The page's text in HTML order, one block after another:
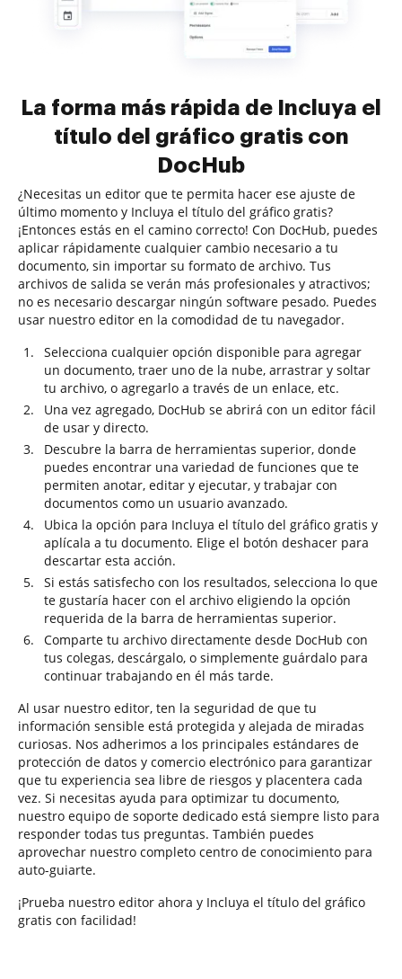
La forma más rápida de Incluya el
título del gráfico gratis con
DocHub
¿Necesitas un editor que te permita hacer ese ajuste de
último momento y Incluya el título del gráfico gratis?
¡Entonces estás en el camino correcto! Con DocHub, puedes
aplicar rápidamente cualquier cambio necesario a tu
documento, sin importar su formato de archivo. Tus
archivos de salida se verán más profesionales y atractivos;
no es necesario descargar ningún software pesado. Puedes
usar nuestro editor en la comodidad de tu navegador.
Selecciona cualquier opción disponible para agregar
un documento, traer uno de la nube, arrastrar y soltar
tu archivo, o agregarlo a través de un enlace, etc.
Una vez agregado, DocHub se abrirá con un editor fácil
de usar y directo.
Descubre la barra de herramientas superior, donde
puedes encontrar una variedad de funciones que te
permiten anotar, editar y ejecutar, y trabajar con
documentos como un usuario avanzado.
Ubica la opción para Incluya el título del gráfico gratis y
aplícala a tu documento. Elige el botón deshacer para
descartar esta acción.
Si estás satisfecho con los resultados, selecciona lo que
te gustaría hacer con el archivo eligiendo la opción
requerida de la barra de herramientas superior.
Comparte tu archivo directamente desde DocHub con
tus colegas, descárgalo, o simplemente guárdalo para
continuar trabajando en él más tarde.
Al usar nuestro editor, ten la seguridad de que tu
información sensible está protegida y alejada de miradas
curiosas. Nos adherimos a los principales estándares de
protección de datos y comercio electrónico para garantizar
que tu experiencia sea libre de riesgos y placentera cada
vez. Si necesitas ayuda para optimizar tu documento,
nuestro equipo de soporte dedicado está siempre listo para
responder todas tus preguntas. También puedes
aprovechar nuestro completo centro de conocimiento para
auto-guiarte.
¡Prueba nuestro editor ahora y Incluya el título del gráfico
gratis con facilidad!